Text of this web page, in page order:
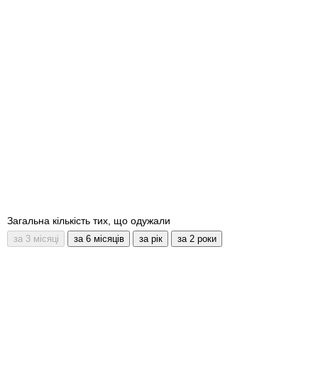
Загальна кількість тих, що одужали